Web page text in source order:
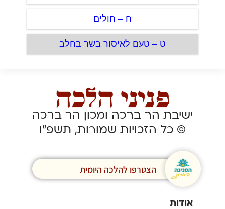
ח – חולים
ט – טעם לאיסור בשר בחלב
ישיבת הר ברכה ומכון הר ברכה
© כל הזכויות שמורות, תשפ”ו
הצטרפו להלכה היומית
אודות